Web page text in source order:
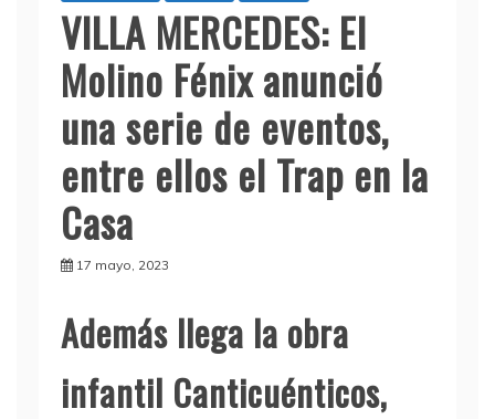
VILLA MERCEDES: El
Molino Fénix anunció
una serie de eventos,
entre ellos el Trap en la
Casa
17 mayo, 2023
Además llega la obra
infantil Canticuénticos,